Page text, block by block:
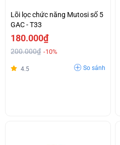
Lõi lọc chức năng Mutosi số 5
GAC - T33
180.000₫
200.000₫ -10%
4.5 So sánh